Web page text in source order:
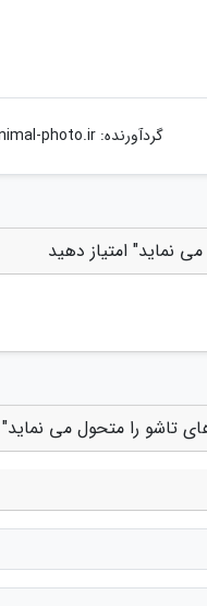
گردآورنده:photo.ir
نماید" امتیاز دهید
تاشو را متحول می نماید"